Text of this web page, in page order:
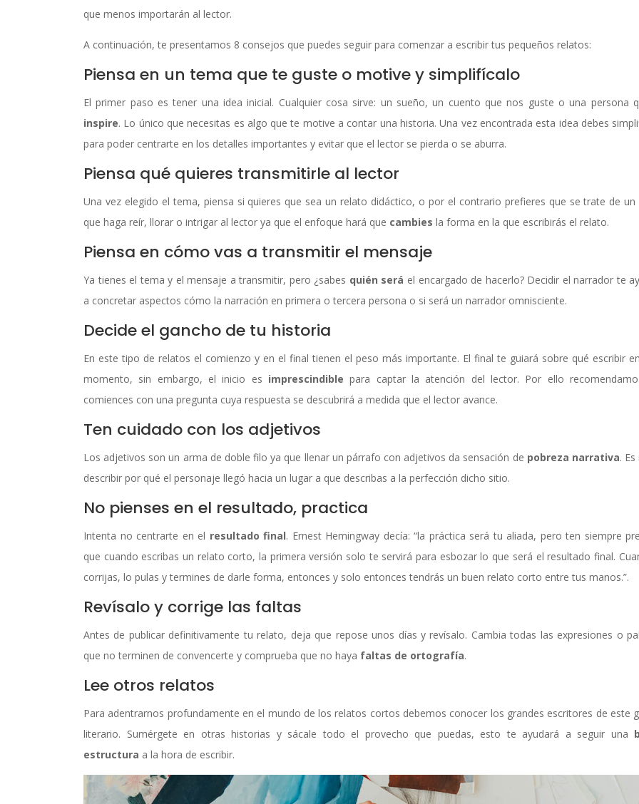
que menos importarán al lector.
A continuación, te presentamos 8 consejos que puedes seguir para comenzar a escribir tus pequeños relatos:
Piensa en un tema que te guste o motive y simplifícalo
El primer paso es tener una idea inicial. Cualquier cosa sirve: un sueño, un cuento que nos guste o una persona
inspire. Lo único que necesitas es algo que te motive a contar una historia. Una vez encontrada esta idea debes
para poder centrarte en los detalles importantes y evitar que el lector se pierda o se aburra.
Piensa qué quieres transmitirle al lector
Una vez elegido el tema, piensa si quieres que sea un relato didáctico, o por el contrario prefieres que se trate de un
que haga reír, llorar o intrigar al lector ya que el enfoque hará que cambies la forma en la que escribirás el relato.
Piensa en cómo vas a transmitir el mensaje
Ya tienes el tema y el mensaje a transmitir, pero ¿sabes quién será el encargado de hacerlo? Decidir el narrador te
a concretar aspectos cómo la narración en primera o tercera persona o si será un narrador omnisciente.
Decide el gancho de tu historia
En este tipo de relatos el comienzo y en el final tienen el peso más importante. El final te guiará sobre qué escribir
momento, sin embargo, el inicio es imprescindible para captar la atención del lector. Por ello
comiences con una pregunta cuya respuesta se descubrirá a medida que el lector avance.
Ten cuidado con los adjetivos
Los adjetivos son un arma de doble filo ya que llenar un párrafo con adjetivos da sensación de pobreza narrativa.
describir por qué el personaje llegó hacia un lugar a que describas a la perfección dicho sitio.
No pienses en el resultado, practica
Intenta no centrarte en el resultado final. Ernest Hemingway decía: “la práctica será tu aliada, pero ten siempre
que cuando escribas un relato corto, la primera versión solo te servirá para esbozar lo que será el resultado final.
corrijas, lo pulas y termines de darle forma, entonces y solo entonces tendrás un buen relato corto entre tus manos.”.
Revísalo y corrige las faltas
Antes de publicar definitivamente tu relato, deja que repose unos días y revísalo. Cambia todas las expresiones o
que no terminen de convencerte y comprueba que no haya faltas de ortografía.
Lee otros relatos
Para adentrarnos profundamente en el mundo de los relatos cortos debemos conocer los grandes escritores de este
literario. Sumérgete en otras historias y sácale todo el provecho que puedas, esto te ayudará a seguir una
estructura a la hora de escribir.